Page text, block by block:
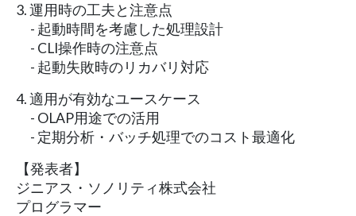
3. 運用時の工夫と注意点
- 起動時間を考慮した処理設計
- CLI操作時の注意点
- 起動失敗時のリカバリ対応
4. 適用が有効なユースケース
- OLAP用途での活用
- 定期分析・バッチ処理でのコスト最適化
【発表者】
ジニアス・ソノリティ株式会社
プログラマー